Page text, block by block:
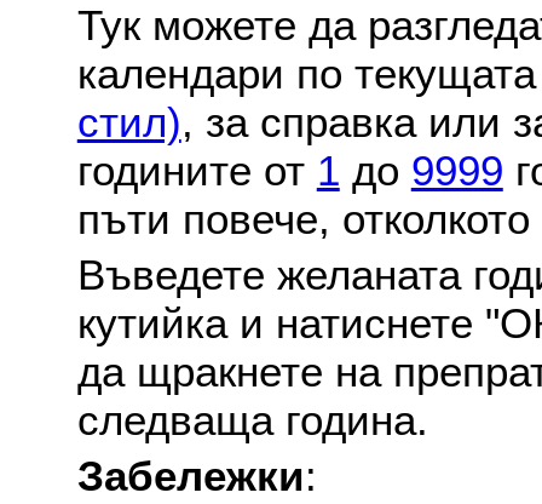
Тук можете да
календари по
стил), за справка или
годините от 1 до 9999
пъти повече,
Въведете желаната
кутийка и натиснете
да щракнете на
следваща година.
Забележки: